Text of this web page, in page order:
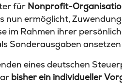
für Nonprofit-
nun ermöglicht,
im Rahmen ihrer
Sonderausgaben
eines deutschen
bisher ein individueller